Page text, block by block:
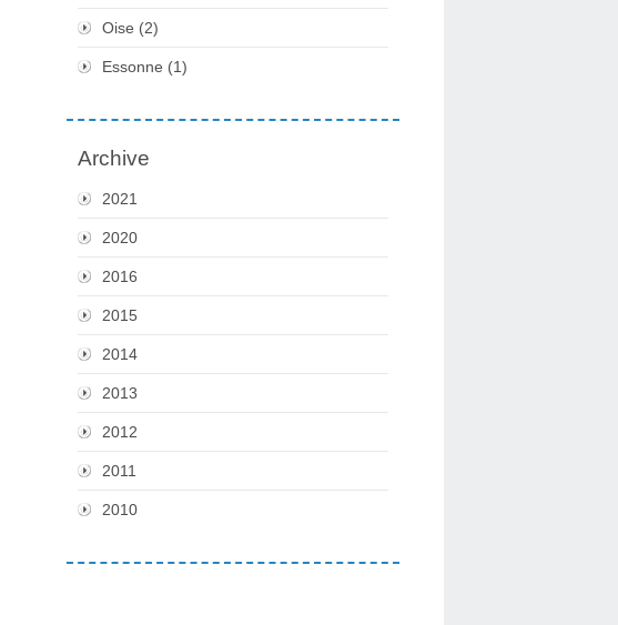
Oise (2)
Essonne (1)
Archive
2021
2020
2016
2015
2014
2013
2012
2011
2010